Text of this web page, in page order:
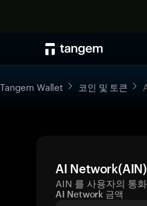
Tangem Wallet 코인 및 토큰
AI
AIN 를 사용자의 통
AI Network 금액